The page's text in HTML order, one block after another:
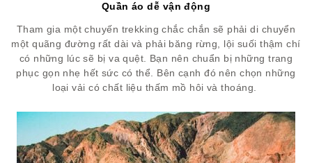
Quần áo dễ vận động
Tham gia một chuyến trekking chắc chắn sẽ phải di chuyển
một quãng đường rất dài và phải băng rừng, lội suối thậm chí
có những lúc sẽ bị va quệt. Bạn nên chuẩn bị những trang
phục gọn nhẹ hết sức có thể. Bên cạnh đó nên chọn những
loại vải có chất liệu thấm mồ hôi và thoáng.